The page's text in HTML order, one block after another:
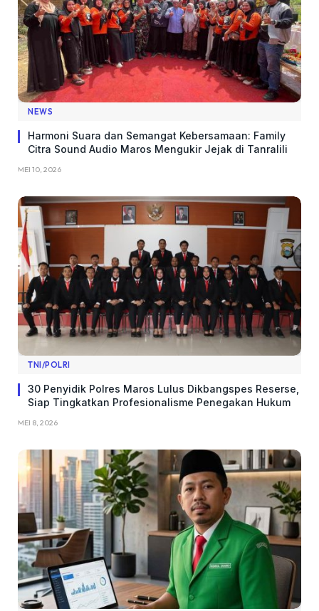
NEWS
Harmoni Suara dan Semangat Kebersamaan: Family
Citra Sound Audio Maros Mengukir Jejak di Tanralili
MEI 10, 2026
TNI/POLRI
​30 Penyidik Polres Maros Lulus Dikbangspes Reserse,
Siap Tingkatkan Profesionalisme Penegakan Hukum
MEI 8, 2026